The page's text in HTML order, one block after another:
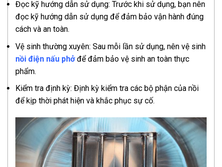
Đọc kỹ hướng dẫn sử dụng: Trước khi sử dụng, bạn nên
đọc kỹ hướng dẫn sử dụng để đảm bảo vận hành đúng
cách và an toàn.
Vệ sinh thường xuyên: Sau mỗi lần sử dụng, nên vệ sinh
nồi điện nấu phởđể đảm bảo vệ sinh an toàn thực
phẩm.
Kiểm tra định kỳ: Định kỳ kiểm tra các bộ phận của nồi
để kịp thời phát hiện và khắc phục sự cố.